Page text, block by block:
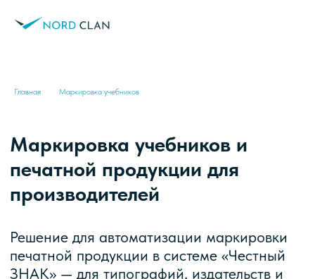
Главная Маркировка учебников
производителей
Решение для автоматизации маркировки
печатной продукции в системе «Честный
ЗНАК» — для типографий, издательств и
производственных площадок любого